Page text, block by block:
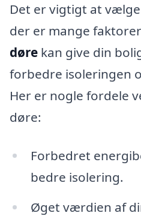
Det er vigtigt at
der er mange
døre kan give din
forbedre isoleringen
Her er nogle fordele
døre:
Forbedret
bedre isolering.
Øget værdien af